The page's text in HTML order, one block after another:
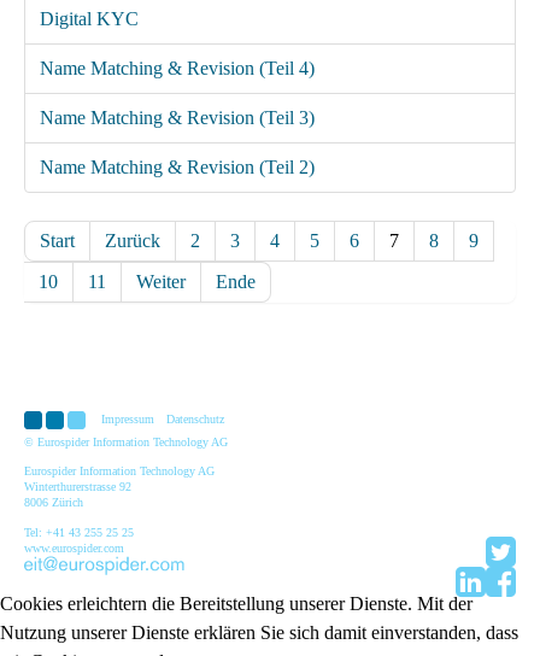
Digital KYC
Name Matching & Revision (Teil 4)
Name Matching & Revision (Teil 3)
Name Matching & Revision (Teil 2)
Start Zurück 2 3 4 5 6 7 8
9
10
11 Weiter Ende
Impressum
Datenschutz
© Eurospider Information Technology AG
Eurospider Information Technology AG
Winterthurerstrasse 92
8006 Zürich
Tel: +41 43 255 25 25
www.eurospider.com
Cookies erleichtern die Bereitstellung unserer Dienste. Mit der
Nutzung unserer Dienste erklären Sie sich damit einverstanden, dass